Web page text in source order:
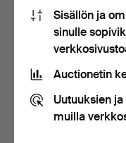
VOINKIRNIN,
talonpoikainen, 1800-
Sisällön ja
sinulle
Auctionetin
Uutuuksien
muilla